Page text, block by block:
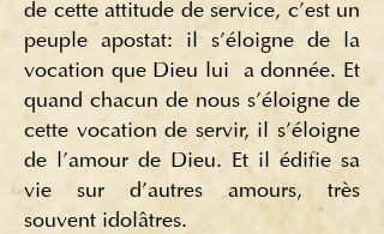
de cette attitude de service, c'est un
peuple apostat: il s'éloigne de la
vocation que Dieu lui a donnée. Et
quand chacun de nous s'éloigne de
cette vocation de servir, il s'éloigne
de l'amour de Dieu. Et il édifie sa
vie sur d'autres amours, très
souvent idolâtres.